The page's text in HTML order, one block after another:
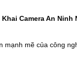
Camera An Ninh
mạnh mẽ của công